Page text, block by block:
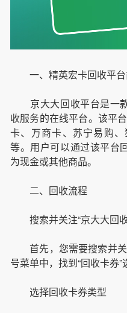
一、精英宏卡回收平台
京大大回收平台是一
收服务的在线平台。该平
卡、万商卡、苏宁易购
等。用户可以通过该平台
为现金或其他商品。
二、回收流程
搜索并关注“京大大回
首先，您需要搜索并关
号菜单中，找到“回收卡券”
选择回收卡券类型